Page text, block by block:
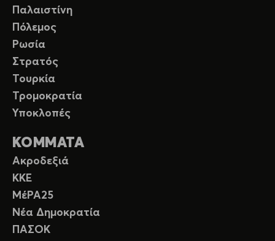
Παλαιστίνη
Πόλεμος
Ρωσία
Στρατός
Τουρκία
Τρομοκρατία
Υποκλοπές
ΚΟΜΜΑΤΑ
Ακροδεξιά
ΚΚΕ
ΜέΡΑ25
Νέα Δημοκρατία
ΠΑΣΟΚ